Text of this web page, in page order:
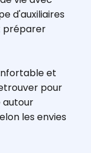
d'auxiliaires
préparer
et
pour
autour
les envies